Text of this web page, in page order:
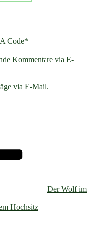
Code*
Kommentare via E-
via E-Mail.
Der Wolf im
Hochsitz